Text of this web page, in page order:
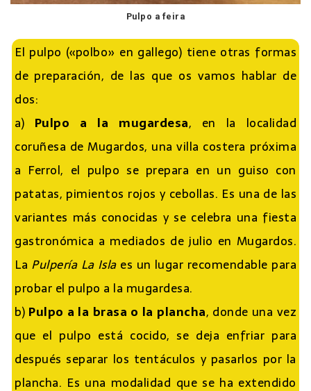
Pulpo a feira
El pulpo («polbo» en gallego) tiene otras formas
de preparación, de las que os vamos hablar de
dos:
a) Pulpo a la mugardesa, en la localidad
coruñesa de Mugardos, una villa costera próxima
a Ferrol, el pulpo se prepara en un guiso con
patatas, pimientos rojos y cebollas. Es una de las
variantes más conocidas y se celebra una fiesta
gastronómica a mediados de julio en Mugardos.
La Pulpería La Islaes un lugar recomendable para
probar el pulpo a la mugardesa.
b) Pulpo a la brasa o la plancha, donde una vez
que el pulpo está cocido, se deja enfriar para
después separar los tentáculos y pasarlos por la
plancha. Es una modalidad que se ha extendido